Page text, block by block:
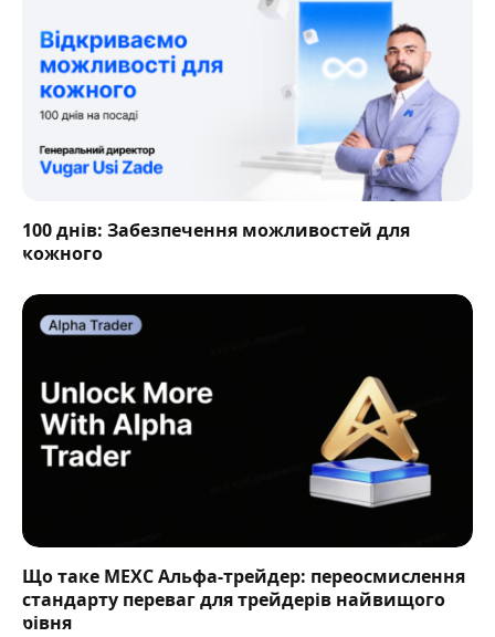
100 днів: Забезпечення можливостей для
кожного
Що таке MEXC Альфа-трейдер: переосмислення
стандарту переваг для трейдерів найвищого
рівня